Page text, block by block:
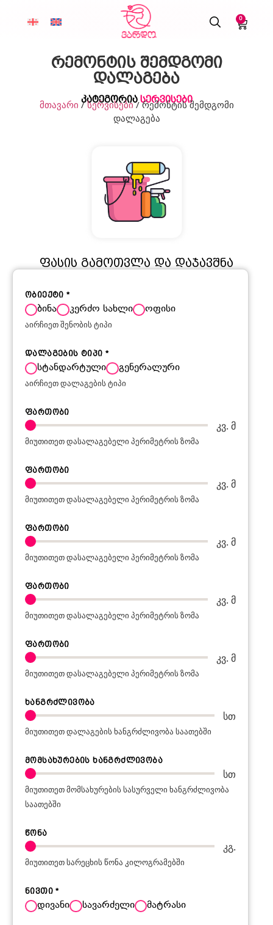
0
რემონტის შემდგომი
დალაგება
კატეგორია სერვისები
მთავარი /სერვისები/ რემონტის შემდგომი
დალაგება
ფასის გამოთვლა და დაჯავშნა
ობიექტი*
ბინა კერძო სახლი ოფისი
აირჩიეთ შენობის ტიპი
დალაგების ტიპი*
სტანდარტული გენერალური
აირჩიეთ დალაგების ტიპი
ფართობი
კვ. მ
მიუთითეთ დასალაგებელი პერიმეტრის ზომა
ფართობი
კვ. მ
მიუთითეთ დასალაგებელი პერიმეტრის ზომა
ფართობი
კვ. მ
მიუთითეთ დასალაგებელი პერიმეტრის ზომა
ფართობი
კვ. მ
მიუთითეთ დასალაგებელი პერიმეტრის ზომა
ფართობი
კვ. მ
მიუთითეთ დასალაგებელი პერიმეტრის ზომა
ხანგრძლივობა
სთ
მიუთითეთ დალაგების ხანგრძლივობა საათებში
მომსახურების ხანგრძლივობა
სთ
მიუთითეთ მომსახურების სასურველი ხანგრძლივობა
საათებში
წონა
კგ.
მიუთითეთ სარეცხის წონა კილოგრამებში
ნივთი*
დივანი სავარძელი მატრასი